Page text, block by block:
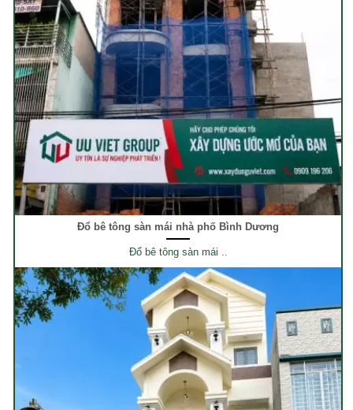
Đổ bê tông sàn mái nhà phố Bình Dương
Đổ bê tông sàn mái ..